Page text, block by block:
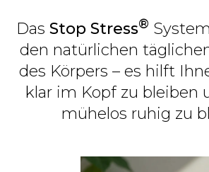
Das Stop Stress®
den natürlichen
des Körpers – es hilft
klar im Kopf zu bleiben
mühelos ruhig zu